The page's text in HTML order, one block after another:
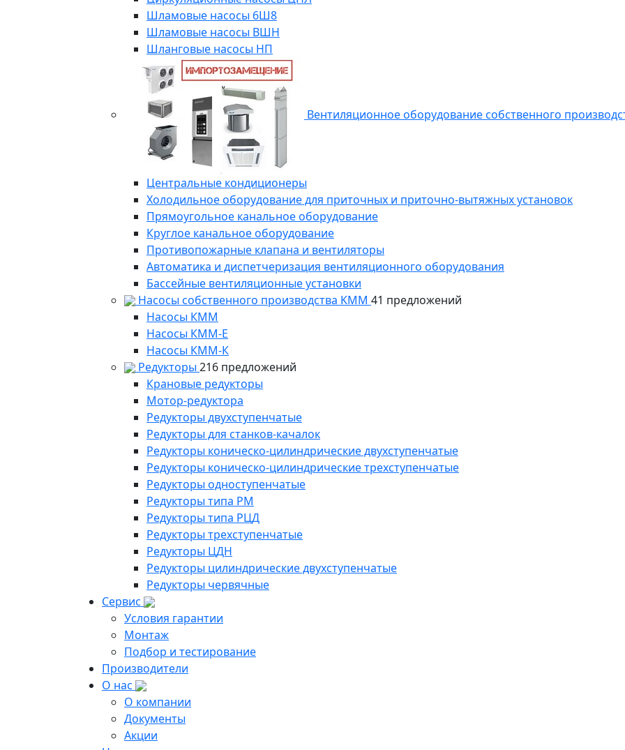
Шламовые насосы 6Ш8
Шламовые насосы ВШН
Шланговые насосы НП
Вентиляционное оборудование собственного
Центральные кондиционеры
Холодильное оборудование для приточных и приточно-вытяжных установок
Прямоугольное канальное оборудование
Круглое канальное оборудование
Противопожарные клапана и вентиляторы
Автоматика и диспетчеризация вентиляционного оборудования
Бассейные вентиляционные установки
Насосы собственного производства KMM 41 предложений
Насосы КММ
Насосы КММ-Е
Насосы КММ-К
Редукторы 216 предложений
Крановые редукторы
Мотор-редуктора
Редукторы двухступенчатые
Редукторы для станков-качалок
Редукторы коническо-цилиндрические двухступенчатые
Редукторы коническо-цилиндрические трехступенчатые
Редукторы одноступенчатые
Редукторы типа РМ
Редукторы типа РЦД
Редукторы трехступенчатые
Редукторы ЦДН
Редукторы цилиндрические двухступенчатые
Редукторы червячные
Сервис
Условия гарантии
Монтаж
Подбор и тестирование
Производители
О нас
О компании
Документы
Акции